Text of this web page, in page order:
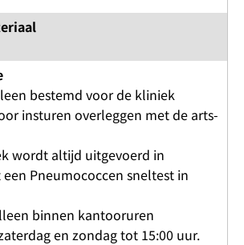
bestemd voor de kliniek
insturen overleggen met de arts-
wordt altijd uitgevoerd in
Pneumococcen sneltest in
binnen kantooruren
en zondag tot 15:00 uur.